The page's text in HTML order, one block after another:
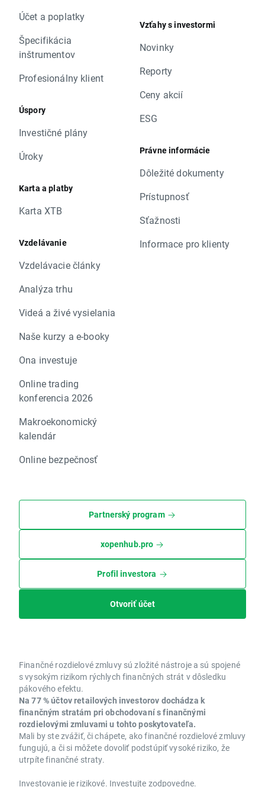
Účet a poplatky
Špecifikácia
inštrumentov
Profesionálny klient
Úspory
Investičné plány
Úroky
Karta a platby
Karta XTB
Vzdelávanie
Vzdelávacie články
Analýza trhu
Videá a živé vysielania
Naše kurzy a e-booky
Ona investuje
Online trading
konferencia 2026
Makroekonomický
kalendár
Online bezpečnosť
Vzťahy s investormi
Novinky
Reporty
Ceny akcií
ESG
Právne informácie
Dôležité dokumenty
Prístupnosť
Sťažnosti
Informace pro klienty
Partnerský program
xopenhub.pro
Profil investora
Otvoriť účet
Finančné rozdielové zmluvy sú zložité nástroje a sú spojené
s vysokým rizikom rýchlych finančných strát v dôsledku
pákového efektu.
Na 77 % účtov retailových investorov dochádza k
finančným stratám pri obchodovaní s finančnými
rozdielovými zmluvami u tohto poskytovateľa.
Mali by ste zvážiť, či chápete, ako finančné rozdielové zmluvy
fungujú, a či si môžete dovoliť podstúpiť vysoké riziko, že
utrpíte finančné straty.
Investovanie je rizikové. Investujte zodpovedne.